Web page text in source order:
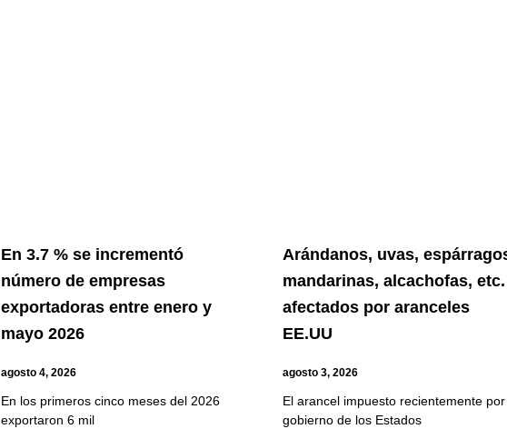
En 3.7 % se incrementó
número de empresas
exportadoras entre enero y
mayo 2026
agosto 4, 2026
En los primeros cinco meses del 2026
exportaron 6 mil
Arándanos, uvas,
mandarinas, alcachofas, etc.
afectados por aranceles
EE.UU
agosto 3, 2026
El arancel impuesto recientemente
gobierno de los Estados